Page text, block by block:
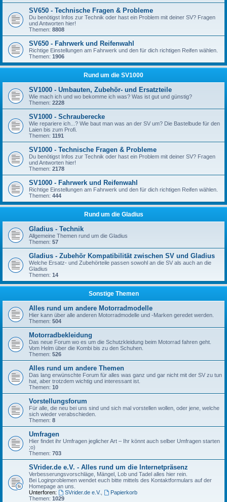
SV650 - Technische Fragen & Probleme
Du benötigst Infos zur Technik oder hast ein Problem mit deiner SV? Fragen
und Antworten hier!
Themen: 8808
SV650 - Fahrwerk und Reifenwahl
Richtige Einstellungen am Fahrwerk und den für dich richtigen Reifen wählen.
Themen: 1906
Rund um die SV1000
SV1000 - Umbauten, Zubehör- und Ersatzteile
Wie mach ich und wo bekomme ich was? Was ist gut und günstig?
Themen: 2228
SV1000 - Schrauberecke
Wie repariere ich...? Wie baut man was an der SV um? Die Bastelbude für den
Laien bis zum Profi.
Themen: 1191
SV1000 - Technische Fragen & Probleme
Du benötigst Infos zur Technik oder hast ein Problem mit deiner SV? Fragen
und Antworten hier!
Themen: 2178
SV1000 - Fahrwerk und Reifenwahl
Richtige Einstellungen am Fahrwerk und den für dich richtigen Reifen wählen.
Themen: 444
Rund um die Gladius
Gladius - Technik
Allgemeine Themen rund um die Gladius
Themen: 57
Gladius - Zubehör Kompatibilität zwischen SV und Gladius
Welche Ersatz- und Zubehörteile passen sowohl an die SV als auch an die
Gladius
Themen: 14
Sonstige Themen
Alles rund um andere Motorradmodelle
Hier kann über alle anderen Motorradmodelle und -Marken geredet werden.
Themen: 504
Motorradbekleidung
Das neue Forum wo es um die Schutzkleidung beim Motorrad fahren geht.
Vom Helm über die Kombi bis zu den Schuhen.
Themen: 526
Alles rund um andere Themen
Das lang erwünschte Forum für alles was ganz und gar nicht mit der SV zu tun
hat, aber trotzdem wichtig und interessant ist.
Themen: 10
Vorstellungsforum
Für alle, die neu bei uns sind und sich mal vorstellen wollen, oder jene, welche
sich wieder verabschieden.
Themen: 8
Umfragen
Hier findet ihr Umfragen jeglicher Art – Ihr könnt auch selber Umfragen starten
;o)
Themen: 703
SVrider.de e.V. - Alles rund um die Internetpräsenz
Verbesserungsvorschläge, Mängel, Lob und Tadel alles hier rein.
Bei Loginproblemen wendet euch bitte mittels des Kontaktformulars auf der
Homepage an uns.
Unterforen:
SVrider.de e.V.
Papierkorb
Themen: 1029